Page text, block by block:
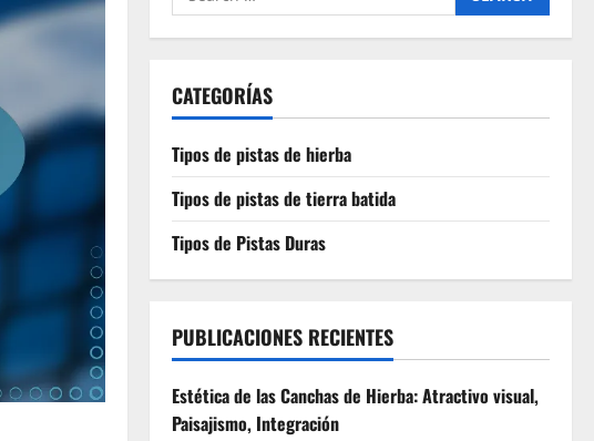
for:
CATEGORÍAS
Tipos de pistas de hierba
Tipos de pistas de tierra batida
Tipos de Pistas Duras
PUBLICACIONES RECIENTES
Estética de las Canchas de Hierba: Atractivo visual,
Paisajismo, Integración